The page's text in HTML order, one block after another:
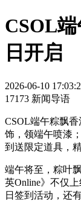
CSOL
日开启
2026-06-10
17173 新闻导语
CSOL端午粽飘
饰，领端午喷漆
到送限定道具，
端午将至，粽叶
英Online》不仅
日签到活动，还